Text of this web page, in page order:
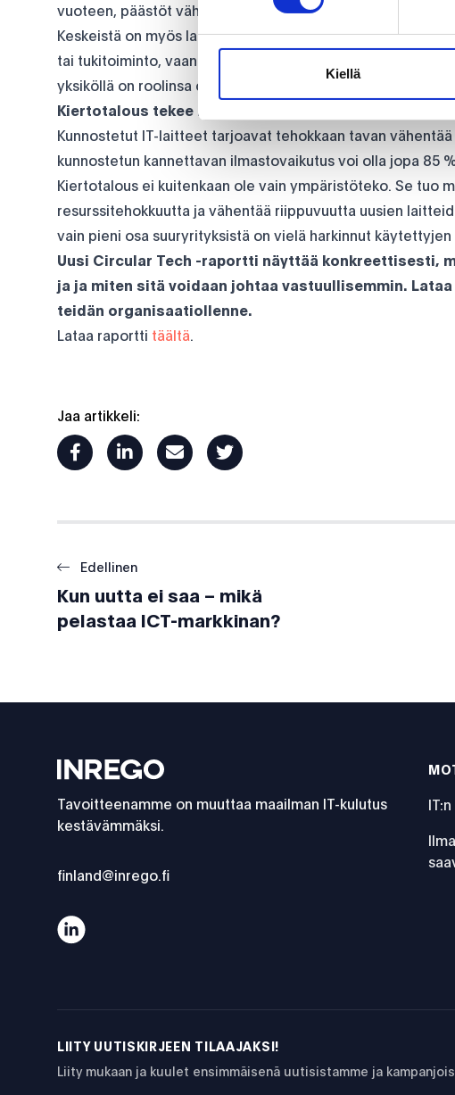
Kiellä
vuoteen, päästöt vähenevät noin 40 %. Kokonaiskäyttöikä
Keskeistä on myös laitteiden nopea uudelleenkäyttö ja
tai tukitoiminto, vaan myös merkittävä osa organisaation
yksiköllä on roolinsa organisaation
Kiertotalous tekee IT:stä vastuullisuuden työkalun
Kunnostetut IT-laitteet tarjoavat tehokkaan tavan
kunnostetun kannettavan ilmastovaikutus voi olla jopa 85
Kiertotalous ei kuitenkaan ole vain ympäristöteko. Se tuo
resurssitehokkuutta ja vähentää riippuvuutta uusien
vain pieni osa suuryrityksistä on vielä harkinnut
Uusi Circular Tech -raportti näyttää konkreettisesti,
ja ja miten sitä voidaan johtaa vastuullisemmin.
teidän organisaatiollenne.
Lataa raportti täältä.
Jaa artikkeli:
facebooklinkedinmail twitter
Edellinen
Kun uutta ei saa – mikä
pelastaa ICT-markkinan?
Inrego
Tavoitteenamme on muuttaa maailman IT-kulutus
kestävämmäksi.
finland@inrego.fi
IT-strategia ja vastuullisuus – miksi pelkkä
LIITY UUTISKIRJEEN TILAAJAKSI!
Liity mukaan ja kuulet ensimmäisenä uutisistamme ja